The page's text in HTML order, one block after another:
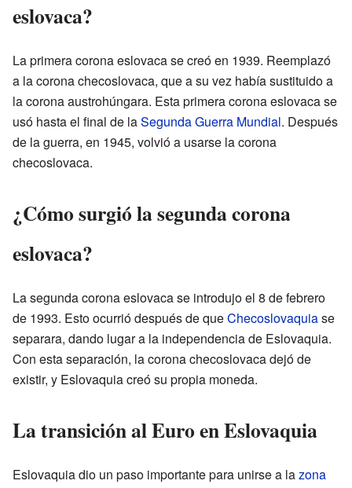
eslovaca?
La primera corona eslovaca se creó en 1939. Reemplazó
a la corona checoslovaca, que a su vez había sustituido a
la corona austrohúngara. Esta primera corona eslovaca se
usó hasta el final de laSegunda Guerra Mundial. Después
de la guerra, en 1945, volvió a usarse la corona
checoslovaca.
¿Cómo surgió la segunda corona
eslovaca?
La segunda corona eslovaca se introdujo el 8 de febrero
de 1993. Esto ocurrió después de queChecoslovaquiase
separara, dando lugar a la independencia de Eslovaquia.
Con esta separación, la corona checoslovaca dejó de
existir, y Eslovaquia creó su propia moneda.
La transición al Euro en Eslovaquia
Eslovaquia dio un paso importante para unirse a lazona